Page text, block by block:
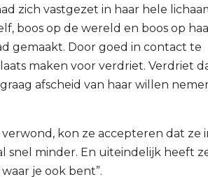
zich vastgezet in haar hele
boos op de wereld en boos op
gemaakt. Door goed in contact te
maken voor verdriet. Verdriet
afscheid van haar willen
kon ze accepteren dat ze
snel minder. En uiteindelijk heeft
je ook bent”.